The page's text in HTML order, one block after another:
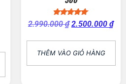
Được xếp
hạng
5 sao
2.990.000₫ 2.500.000 ₫
THÊM VÀO GIỎ HÀNG